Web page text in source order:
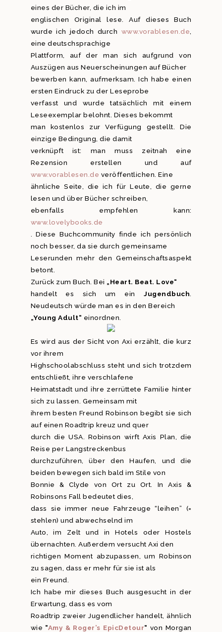
eines der Bücher, die ich im
englischen Original lese. Auf dieses Buch
wurde ich jedoch durch www.vorablesen.de
eine deutschsprachige
Plattform, auf der man sich aufgrund von
Auszügen aus Neuerscheinungen auf Bücher
bewerben kann, aufmerksam. Ich habe einen
ersten Eindruck zu der Leseprobe
verfasst und wurde tatsächlich mit einem
Leseexemplar belohnt. Dieses bekommt
man kostenlos zur Verfügung gestellt. Die
einzige Bedingung, die damit
verknüpft ist: man muss zeitnah eine
Rezension erstellen und auf
www.vorablesen.de veröffentlichen. Eine
ähnliche Seite, die ich für Leute, die gerne
lesen und über Bücher schreiben,
ebenfalls empfehlen kann:
www.lovelybooks.de
. Diese Buchcommunity finde ich persönlich
noch besser, da sie durch gemeinsame
Leserunden mehr den Gemeinschaftsaspekt
betont.
Zurück zum Buch. Bei „Heart. Beat. Love“
handelt es sich um ein Jugendbuch
Neudeutsch würde man es in den Bereich
„Young Adult“ einordnen.
Es wird aus der Sicht von Axi erzählt, die kurz
vor ihrem
Highschoolabschluss steht und sich trotzdem
entschließt, ihre verschlafene
Heimatstadt und ihre zerrüttete Familie hinter
sich zu lassen. Gemeinsam mit
ihrem besten Freund Robinson begibt sie sich
auf einen Roadtrip kreuz und quer
durch die USA. Robinson wirft Axis Plan, die
Reise per Langstreckenbus
durchzuführen, über den Haufen, und die
beiden bewegen sich bald im Stile von
Bonnie & Clyde von Ort zu Ort. In Axis &
Robinsons Fall bedeutet dies,
dass sie immer neue Fahrzeuge “leihen” (=
stehlen) und abwechselnd im
Auto, im Zelt und in Hotels oder Hostels
übernachten. Außerdem versucht Axi den
richtigen Moment abzupassen, um Robinson
zu sagen, dass er mehr für sie ist als
ein Freund.
Ich habe mir dieses Buch ausgesucht in der
Erwartung, dass es vom
Roadtrip zweier Jugendlicher handelt, ähnlich
wie “Amy & Roger’s EpicDetour“ von Morgan